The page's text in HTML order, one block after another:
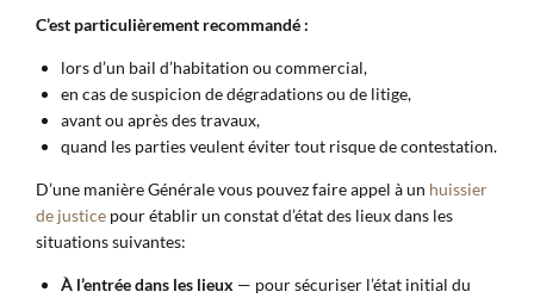
C’est particulièrement recommandé :
lors d’un bail d’habitation ou commercial,
en cas de suspicion de dégradations ou de litige,
avant ou après des travaux,
quand les parties veulent éviter tout risque de contestation.
D’une manière Générale vous pouvez faire appel à un huissier
de justice pour établir un constat d’état des lieux dans les
situations suivantes:
À l’entrée dans les lieux — pour sécuriser l’état initial du